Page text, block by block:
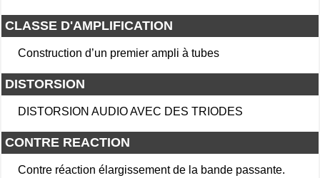
CLASSE D'AMPLIFICATION
Construction d’un premier ampli à tubes
DISTORSION
DISTORSION AUDIO AVEC DES TRIODES
CONTRE REACTION
Contre réaction élargissement de la bande passante.